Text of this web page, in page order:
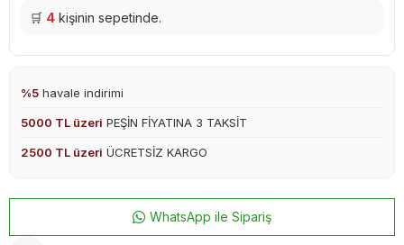
🛒 4 kişinin sepetinde.
%5 havale indirimi
5000 TL üzeri PEŞİN FİYATINA 3 TAKSİT
2500 TL üzeri ÜCRETSİZ KARGO
WhatsApp ile Sipariş